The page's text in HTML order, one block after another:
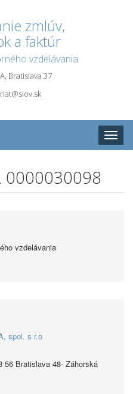
zmlúv,
a faktúr
vzdelávania
Bratislava 37
Toggle
0000030098
vzdelávania
spol. s r.o
56 Bratislava 48- Záhorská